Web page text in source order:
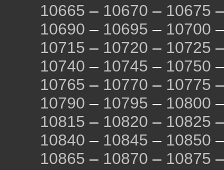
10665 – 10670 – 10675
10690 – 10695 – 10700
10715 – 10720 – 10725
10740 – 10745 – 10750
10765 – 10770 – 10775
10790 – 10795 – 10800
10815 – 10820 – 10825
10840 – 10845 – 10850
10865 – 10870 – 10875